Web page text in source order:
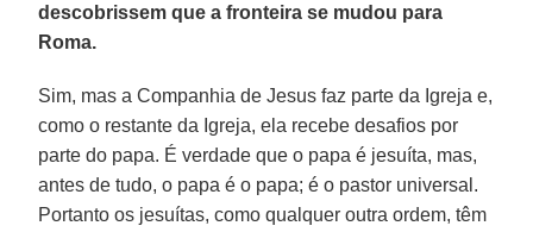
descobrissem que a fronteira se mudou para
Roma.
Sim, mas a Companhia de Jesus faz parte da Igreja e,
como o restante da Igreja, ela recebe desafios por
parte do papa. É verdade que o papa é jesuíta, mas,
antes de tudo, o papa é o papa; é o pastor universal.
Portanto os jesuítas, como qualquer outra ordem, têm